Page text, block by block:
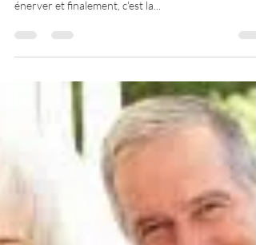
Barbara Hocquette
La parentalité ...école de la
vie... L'art de se remettre en
question...
Et voilà qu'une nouvelle fois, un conflit éclate à la
maison. Vous vous étiez promis de ne plus vous
énerver et finalement, c'est la...